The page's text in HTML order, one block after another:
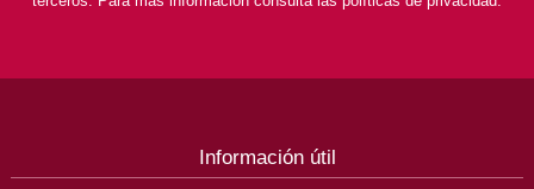
Información útil